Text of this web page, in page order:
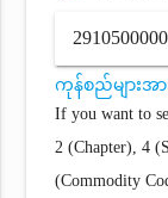
ကုန်စည်များအာ
If you want to
2 (Chapter), 4
(Commodity